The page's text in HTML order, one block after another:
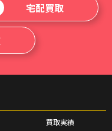
宅配買取
買取実績